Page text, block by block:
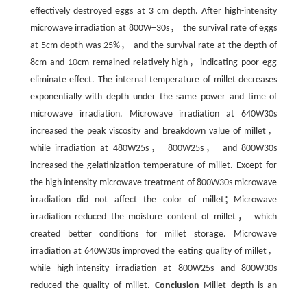
effectively destroyed eggs at 3 cm depth. After high-intensity
microwave irradiation at 800W+30s， the survival rate of eggs
at 5cm depth was 25%， and the survival rate at the depth of
8cm and 10cm remained relatively high，indicating poor egg
eliminate effect. The internal temperature of millet decreases
exponentially with depth under the same power and time of
microwave irradiation. Microwave irradiation at 640W30s
increased the peak viscosity and breakdown value of millet，
while irradiation at 480W25s， 800W25s， and 800W30s
increased the gelatinization temperature of millet. Except for
the high intensity microwave treatment of 800W30s microwave
irradiation did not affect the color of millet；Microwave
irradiation reduced the moisture content of millet， which
created better conditions for millet storage. Microwave
irradiation at 640W30s improved the eating quality of millet，
while high-intensity irradiation at 800W25s and 800W30s
reduced the quality of millet. Conclusion Millet depth is an